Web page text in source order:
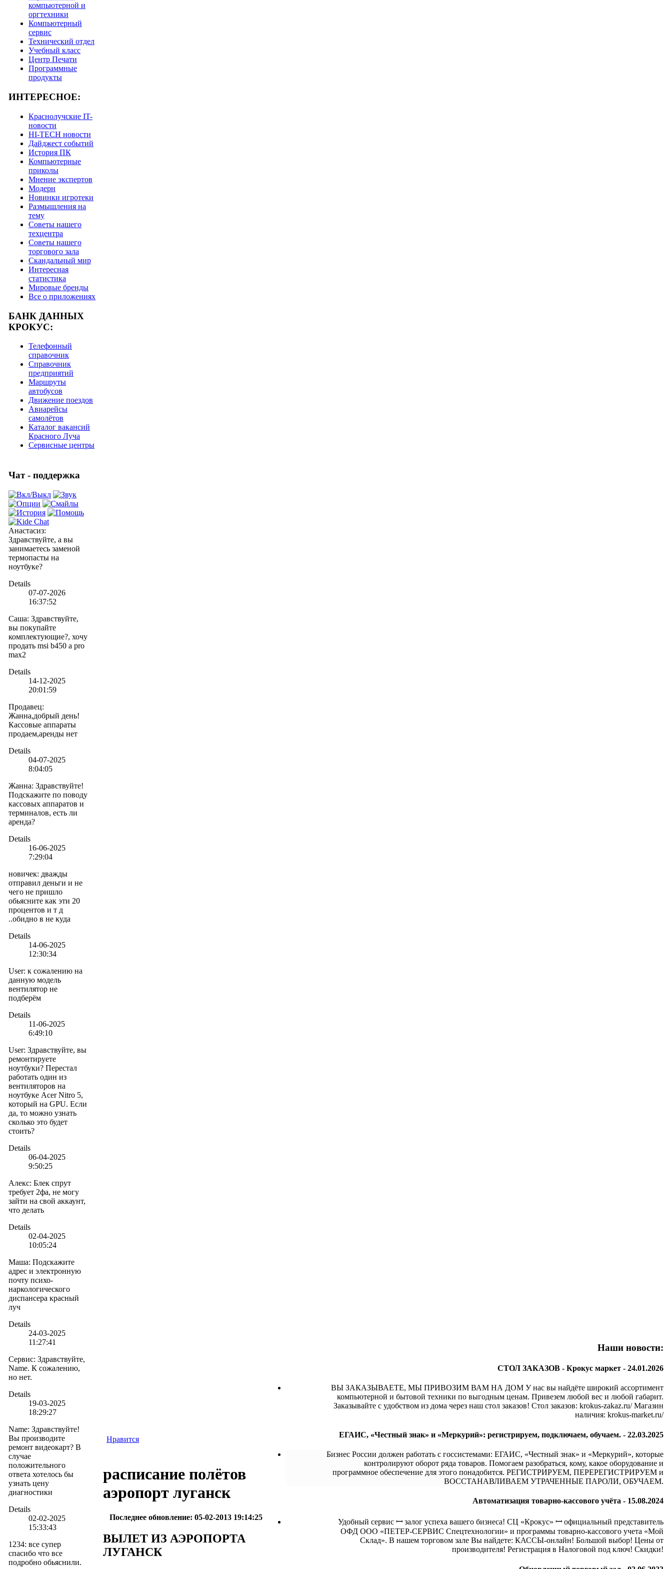
компьютерной и
оргтехники
Компьютерный
сервис
Технический отдел
Учебный класс
Центр Печати
Программные
продукты
ИНТЕРЕСНОЕ:
Краснолучские IT-
новости
HI-TECH новости
Дайджест событий
История ПК
Компьютерные
приколы
Мнение экспертов
Модерн
Новинки игротеки
Размышления на
тему
Советы нашего
техцентра
Советы нашего
торгового зала
Скандальный мир
Интересная
статистика
Мировые бренды
Все о приложениях
БАНК ДАННЫХ
КРОКУС:
Телефонный
справочник
Справочник
предприятий
Маршруты
автобусов
Движение поездов
Авиарейсы
самолётов
Каталог вакансий
Красного Луча
Сервисные центры
Чат - поддержка
Анастасиз:
Здравствуйте, а вы
занимаетесь заменой
термопасты на
ноутбуке?
Details
07-07-2026
16:37:52
Саша: Здравствуйте,
вы покупайте
комплектующие?, хочу
продать msi b450 a pro
max2
Details
14-12-2025
20:01:59
Продавец:
Жанна,добрый день!
Кассовые аппараты
продаем,аренды нет
Details
04-07-2025
8:04:05
Жанна: Здравствуйте!
Подскажите по поводу
кассовых аппаратов и
терминалов, есть ли
аренда?
Details
16-06-2025
7:29:04
новичек: дважды
отправил деньги и не
чего не пришло
обьясните как эти 20
процентов и т д
..обидно в не куда
Details
14-06-2025
12:30:34
User: к сожалению на
данную модель
вентилятор не
подберём
Details
11-06-2025
6:49:10
User: Здравствуйте, вы
ремонтируете
ноутбуки? Перестал
работать один из
вентиляторов на
ноутбуке Acer Nitro 5,
который на GPU. Если
да, то можно узнать
сколько это будет
стоить?
Details
06-04-2025
9:50:25
Алекс: Блек спрут
требует 2фа, не могу
зайти на свой аккаунт,
что делать
Details
02-04-2025
10:05:24
Маша: Подскажите
адрес и электронную
почту психо-
наркологического
диспансера красный
луч
Details
24-03-2025
11:27:41
Сервис: Здравствуйте,
Name. К сожалению,
но нет.
Details
19-03-2025
18:29:27
Name: Здравствуйте!
Вы производите
ремонт видеокарт? В
случае
положительного
ответа хотелось бы
узнать цену
диагностики
Details
02-02-2025
15:33:43
1234: все супер
спасибо что все
подробно обьяснили.
Нравится
расписание полётов
аэропорт луганск
Последнее обновление: 05-02-2013 19:14:25
ВЫЛЕТ ИЗ АЭРОПОРТА
ЛУГАНСК
Наши новости:
СТОЛ ЗАКАЗОВ - Крокус маркет - 24.01.2026
ВЫ ЗАКАЗЫВАЕТЕ, МЫ ПРИВОЗИМ ВАМ НА ДОМ У нас вы найдёте широкий ассортимент
компьютерной и бытовой техники по выгодным ценам. Привезем любой вес и любой габарит.
Заказывайте с удобством из дома через наш стол заказов! Стол заказов: krokus-zakaz.ru/ Магазин
наличия: krokus-market.ru/
ЕГАИС, «Честный знак» и «Меркурий»: регистрируем, подключаем, обучаем. - 22.03.2025
Бизнес России должен работать с госсистемами: ЕГАИС, «Честный знак» и «Меркурий», которые
контролируют оборот ряда товаров. Помогаем разобраться, кому, какое оборудование и
программное обеспечение для этого понадобится. РЕГИСТРИРУЕМ, ПЕРЕРЕГИСТРИРУЕМ и
ВОССТАНАВЛИВАЕМ УТРАЧЕННЫЕ ПАРОЛИ, ОБУЧАЕМ.
Автоматизация товарно-кассового учёта - 15.08.2024
Удобный сервис ꟷ залог успеха вашего бизнеса! СЦ «Крокус» ꟷ официальный представитель
ОФД ООО «ПЕТЕР-СЕРВИС Спецтехнологии» и программы товарно-кассового учета «Мой
Склад». В нашем торговом зале Вы найдете: КАССЫ-онлайн! Большой выбор! Цены от
производителя! Регистрация в Налоговой под ключ! Скидки!